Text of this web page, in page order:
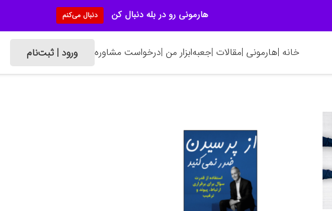
خانه |هارمونی |مقالات |جعبه‌ابزار من |درخواست مشاوره ورود | ثبت‌نام
هارمونی رو در بله دنبال کن دنبال می‌کنم